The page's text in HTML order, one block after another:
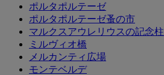
ポルタポルテーゼ
ポルタポルテーゼ蚤の市
マルクスアウレリウスの記念柱
ミルヴィオ橋
メルカンティ広場
モンテベルデ